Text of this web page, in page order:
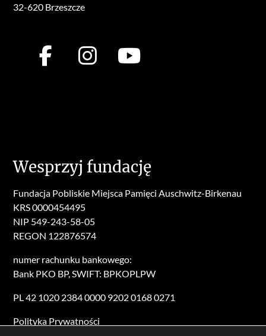
32-620 Brzeszcze
Wesprzyj fundację
Fundacja Pobliskie Miejsca Pamięci Auschwitz-Birkenau
KRS 0000454495
NIP 549-243-58-05
REGON 122876574
numer rachunku bankowego:
Bank PKO BP, SWIFT: BPKOPLPW
PL 42 1020 2384 0000 9202 0168 0271
Polityka Prywatności